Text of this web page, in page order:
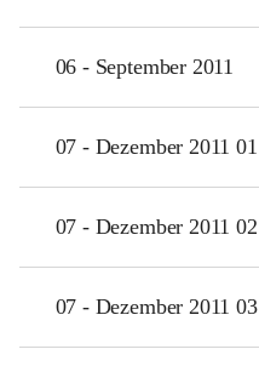
06 - September 2011
07 - Dezember 2011 01
07 - Dezember 2011 02
07 - Dezember 2011 03